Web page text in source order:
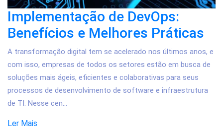
Implementação de DevOps:
Benefícios e Melhores Práticas
A transformação digital tem se acelerado nos últimos anos, e
com isso, empresas de todos os setores estão em busca de
soluções mais ágeis, eficientes e colaborativas para seus
processos de desenvolvimento de software e infraestrutura
de TI. Nesse cen...
Ler Mais